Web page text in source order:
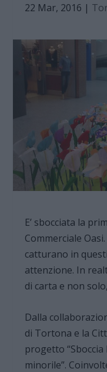
22 Mar, 2016 |
E’ sbocciata la
Commerciale
catturano in
attenzione. In
di carta e non
Dalla
di Tortona e la
progetto
minorile”.